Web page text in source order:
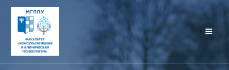
контенту